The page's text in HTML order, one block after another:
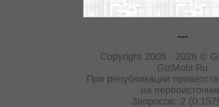
---
Copyright 2005 - 2026 ©
GizMobi.Ru
При републикации
на
Запросов: 2